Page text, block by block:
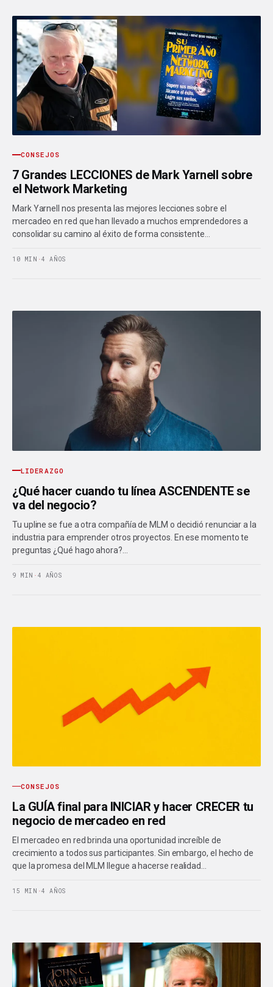
CONSEJOS
7 Grandes LECCIONES de Mark Yarnell sobre
el Network Marketing
Mark Yarnell nos presenta las mejores lecciones sobre el
mercadeo en red que han llevado a muchos emprendedores a
consolidar su camino al éxito de forma consistente…
10 MIN ·4 AÑOS
LIDERAZGO
¿Qué hacer cuando tu línea ASCENDENTE se
va del negocio?
Tu upline se fue a otra compañía de MLM o decidió renunciar a la
industria para emprender otros proyectos. En ese momento te
preguntas ¿Qué hago ahora?…
9 MIN · 4 AÑOS
CONSEJOS
La GUÍA final para INICIAR y hacer CRECER tu
negocio de mercadeo en red
El mercadeo en red brinda una oportunidad increíble de
crecimiento a todos sus participantes. Sin embargo, el hecho de
que la promesa del MLM llegue a hacerse realidad…
15 MIN ·4 AÑOS